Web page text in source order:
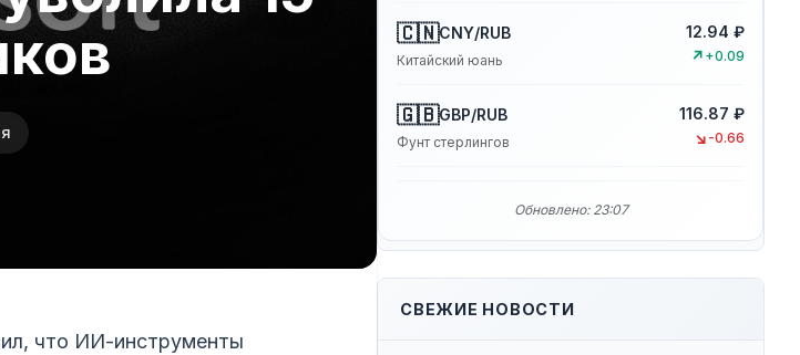
что ИИ-инструменты
🇨🇳CNY/RUB
Китайский юань
12.94 ₽
↗ +0.09
🇬🇧GBP/RUB
Фунт стерлингов
116.87 ₽
↘ -0.66
Обновлено: 23:07
СВЕЖИЕ НОВОСТИ